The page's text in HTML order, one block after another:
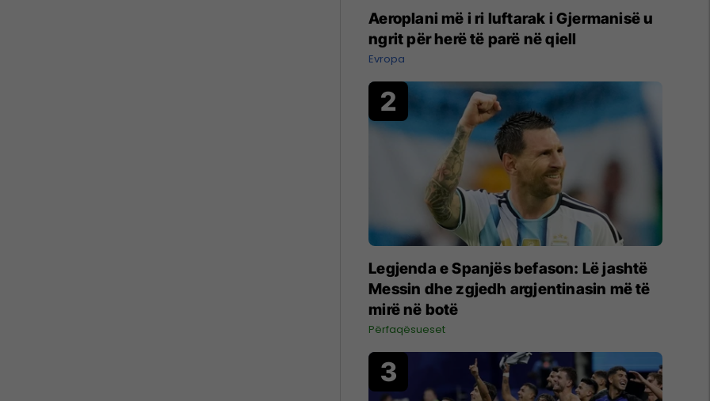
Aeroplani më i ri luftarak i Gjermanisë u
ngrit për herë të parë në qiell
Evropa
Legjenda e Spanjës befason: Lë jashtë
Messin dhe zgjedh argjentinasin më të
mirë në botë
Përfaqësueset